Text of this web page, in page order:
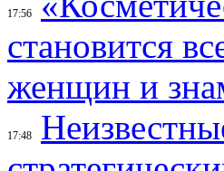
17:56
становится
женщин и
17:48